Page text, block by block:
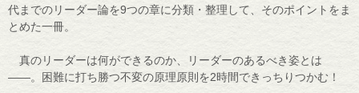
代までのリーダー論を9つの章に分類・整理して、そのポイントをま
とめた一冊。
真のリーダーは何ができるのか、リーダーのあるべき姿とは
――。困難に打ち勝つ不変の原理原則を2時間できっちりつかむ！